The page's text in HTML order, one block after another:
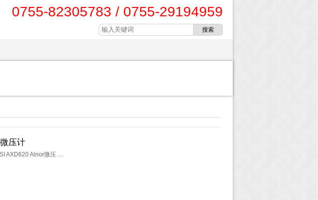
0755-82305783 / 0755-29194959
压计
AXD620 Alnor微压 …